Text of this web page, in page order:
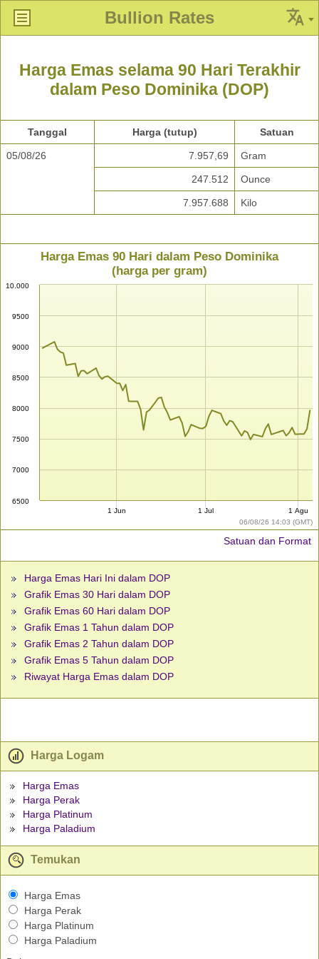
Bullion Rates
Harga Emas selama 90 Hari Terakhir
dalam Peso Dominika (DOP)
Tanggal Harga (tutup) Satuan
05/08/26 7.957,69 Gram
247.512 Ounce
7.957.688 Kilo
06/08/26 14:03 (GMT)
Harga Emas 90 Hari dalam Peso Dominika
(harga per gram)
6500
7000
7500
8000
8500
9000
9500
10.000
1 Jun 1 Jul 1 Agu
Satuan dan Format
Harga Emas Hari Ini dalam DOP
Grafik Emas 30 Hari dalam DOP
Grafik Emas 60 Hari dalam DOP
Grafik Emas 1 Tahun dalam DOP
Grafik Emas 2 Tahun dalam DOP
Grafik Emas 5 Tahun dalam DOP
Riwayat Harga Emas dalam DOP
Harga Logam
Harga Emas
Harga Perak
Harga Platinum
Harga Paladium
Temukan
Harga Emas
Harga Perak
Harga Platinum
Harga Paladium